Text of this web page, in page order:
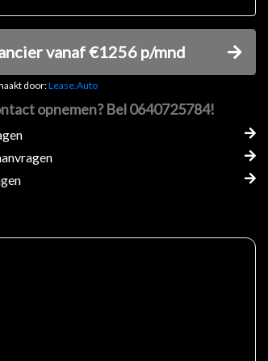
vanaf €1256 p/mnd
door:Lease.Auto
opnemen? Bel 0640725784!